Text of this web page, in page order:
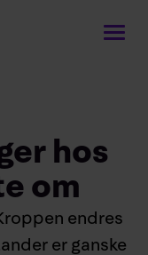
hos
om
endres
er ganske